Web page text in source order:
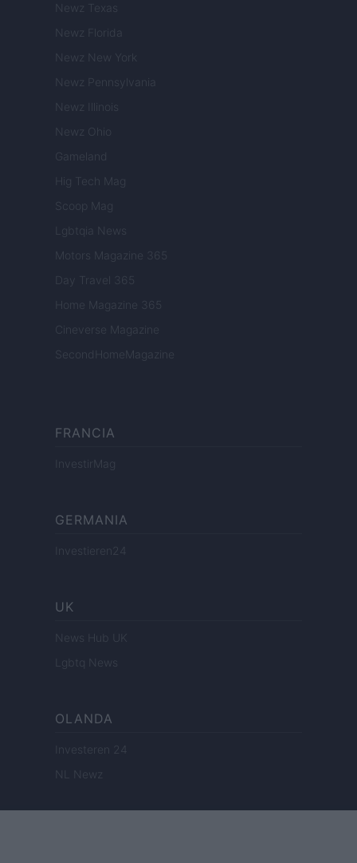
Newz Texas
Newz Florida
Newz New York
Newz Pennsylvania
Newz Illinois
Newz Ohio
Gameland
Hig Tech Mag
Scoop Mag
Lgbtqia News
Motors Magazine 365
Day Travel 365
Home Magazine 365
Cineverse Magazine
SecondHomeMagazine
FRANCIA
InvestirMag
GERMANIA
Investieren24
UK
News Hub UK
Lgbtq News
OLANDA
Investeren 24
NL Newz